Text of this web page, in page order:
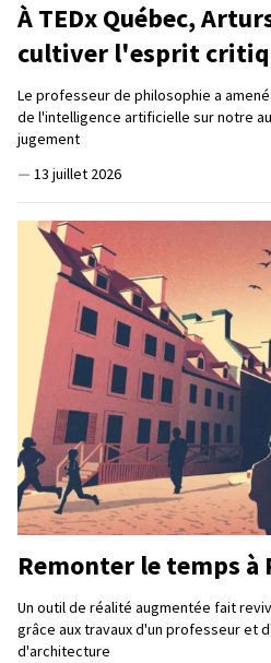
À TEDx Québec,
cultiver l'esprit
Le professeur de philosophie a
de l'intelligence artificielle sur notre
jugement
— 13 juillet 2026
Remonter le temps à
Un outil de réalité augmentée fait
grâce aux travaux d'un professeur et
d'architecture